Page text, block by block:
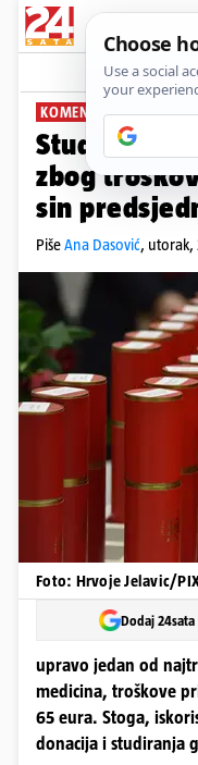
KOMENTIRA ANA
Studenti u
zbog
sin
PišeAna Dasović, utorak,
Foto: Hrvoje Jelavic/
Dodaj
upravo jedan od
medicina, troškove
65 eura. Stoga,
donacija i studiranja